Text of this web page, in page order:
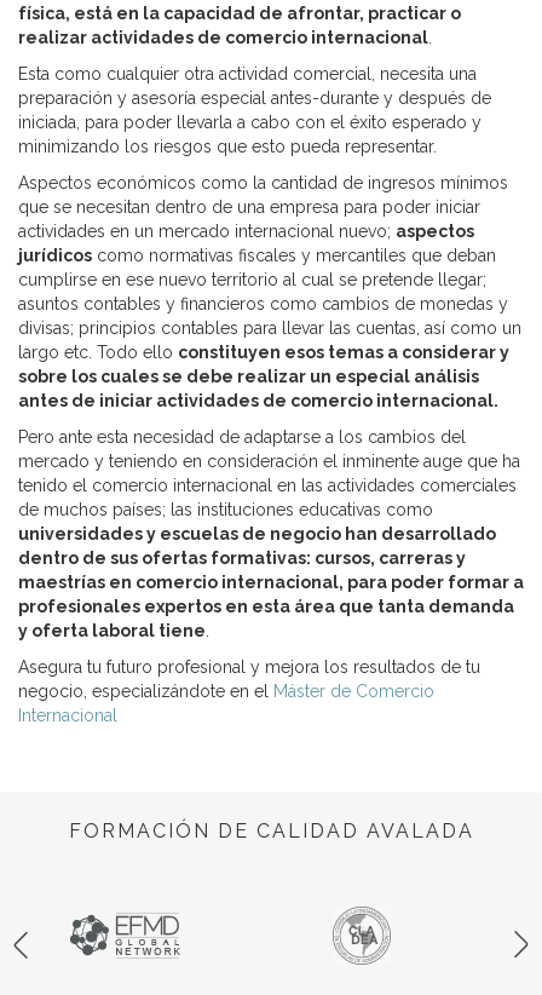
física, está en la capacidad de afrontar, practicar o
realizar actividades de comercio internacional
Esta como cualquier otra actividad comercial, necesita una
preparación y asesoría especial antes-durante y después de
iniciada, para poder llevarla a cabo con el éxito esperado y
minimizando los riesgos que esto pueda representar.
Aspectos económicos como la cantidad de ingresos mínimos
que se necesitan dentro de una empresa para poder iniciar
actividades en un mercado internacional nuevo; aspectos
jurídicos como normativas fiscales y mercantiles que deban
cumplirse en ese nuevo territorio al cual se pretende llegar;
asuntos contables y financieros como cambios de monedas y
divisas; principios contables para llevar las cuentas, así como un
largo etc. Todo ello constituyen esos temas a considerar y
sobre los cuales se debe realizar un especial análisis
antes de iniciar actividades de comercio internacional.
Pero ante esta necesidad de adaptarse a los cambios del
mercado y teniendo en consideración el inminente auge que ha
tenido el comercio internacional en las actividades comerciales
de muchos países; las instituciones educativas como
universidades y escuelas de negocio han desarrollado
dentro de sus ofertas formativas: cursos, carreras y
maestrías en comercio internacional, para poder formar a
profesionales expertos en esta área que tanta demanda
y oferta laboral tiene
Asegura tu futuro profesional y mejora los resultados de tu
negocio, especializándote en el
Máster de Comercio
Internacional
FORMACIÓN DE CALIDAD AVALADA